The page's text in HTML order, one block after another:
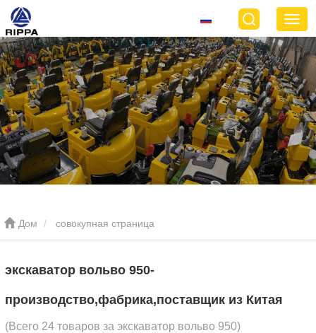
Дом совокупная страница
экскаватор вольво 950-
производство,фабрика,поставщик из Китая
(Всего 24 товаров за экскаватор вольво 950)